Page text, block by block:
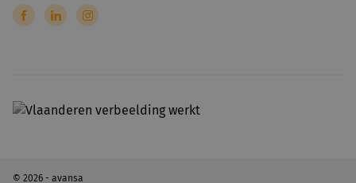
© 2026 - avansa